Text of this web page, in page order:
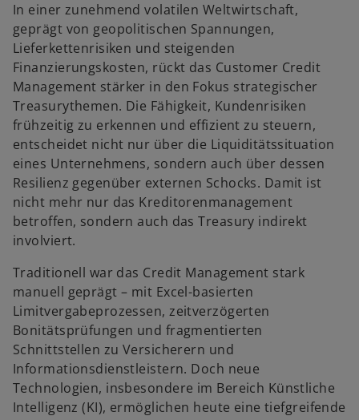
In einer zunehmend volatilen Weltwirtschaft,
geprägt von geopolitischen Spannungen,
Lieferkettenrisiken und steigenden
Finanzierungskosten, rückt das Customer Credit
Management stärker in den Fokus strategischer
Treasurythemen. Die Fähigkeit, Kundenrisiken
frühzeitig zu erkennen und effizient zu steuern,
entscheidet nicht nur über die Liquiditätssituation
eines Unternehmens, sondern auch über dessen
Resilienz gegenüber externen Schocks. Damit ist
nicht mehr nur das Kreditorenmanagement
betroffen, sondern auch das Treasury indirekt
involviert.
Traditionell war das Credit Management stark
manuell geprägt – mit Excel-basierten
Limitvergabeprozessen, zeitverzögerten
Bonitätsprüfungen und fragmentierten
Schnittstellen zu Versicherern und
Informationsdienstleistern. Doch neue
Technologien, insbesondere im Bereich Künstliche
Intelligenz (KI), ermöglichen heute eine tiefgreifende